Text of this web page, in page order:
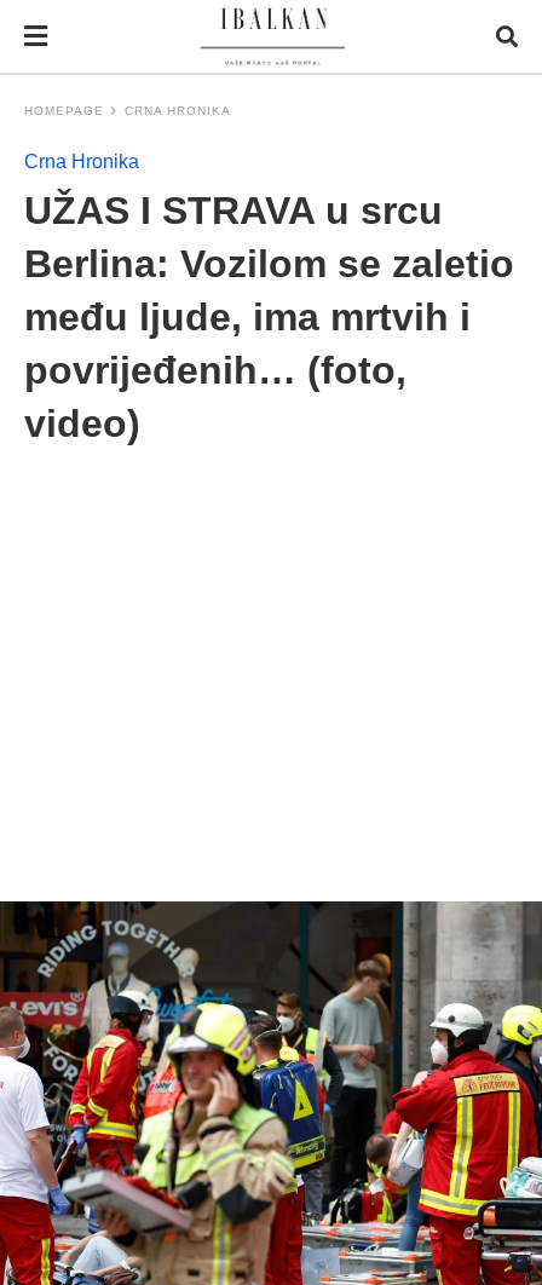
HOMEPAGE CRNA HRONIKA
Crna Hronika
UŽAS I STRAVA u srcu
Berlina: Vozilom se zaletio
među ljude, ima mrtvih i
povrijeđenih… (foto,
video)